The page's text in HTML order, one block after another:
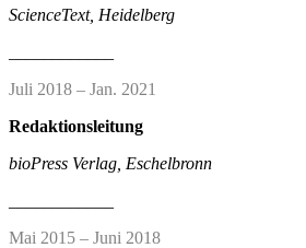
ScienceText, Heidelberg
Juli 2018 – Jan. 2021
Redaktionsleitung
bioPress Verlag, Eschelbronn
Mai 2015 – Juni 2018